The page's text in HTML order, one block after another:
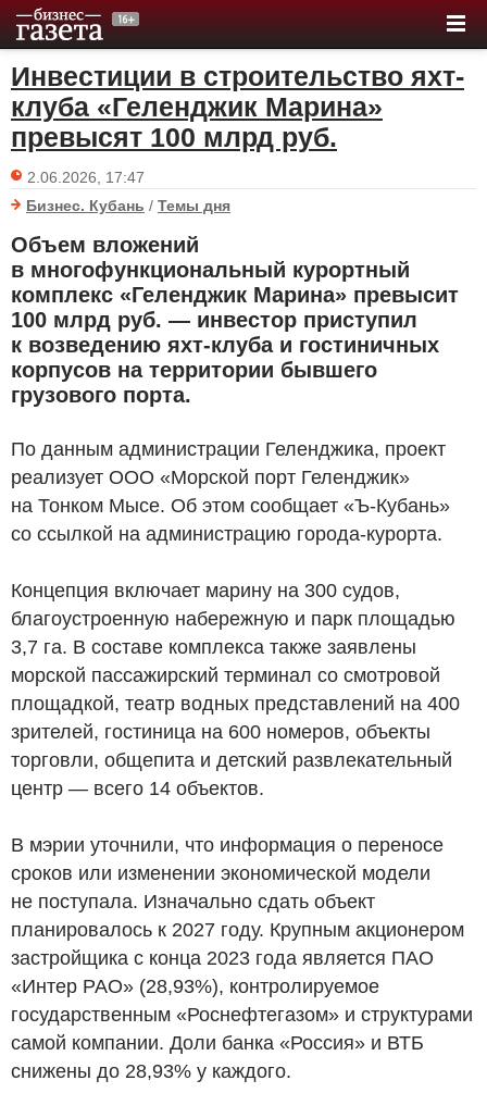
Инвестиции в строительство яхт-
клуба «Геленджик Марина»
превысят 100 млрд руб.
2.06.2026, 17:47
Бизнес. Кубань / Темы дня
Объем вложений
в многофункциональный курортный
комплекс «Геленджик Марина» превысит
100 млрд руб. — инвестор приступил
к возведению яхт-клуба и гостиничных
корпусов на территории бывшего
грузового порта.
По данным администрации Геленджика, проект
реализует ООО «Морской порт Геленджик»
на Тонком Мысе. Об этом сообщает «Ъ-Кубань»
со ссылкой на администрацию города-курорта.
Концепция включает марину на 300 судов,
благоустроенную набережную и парк площадью
3,7 га. В составе комплекса также заявлены
морской пассажирский терминал со смотровой
площадкой, театр водных представлений на 400
зрителей, гостиница на 600 номеров, объекты
торговли, общепита и детский развлекательный
центр — всего 14 объектов.
В мэрии уточнили, что информация о переносе
сроков или изменении экономической модели
не поступала. Изначально сдать объект
планировалось к 2027 году. Крупным акционером
застройщика с конца 2023 года является ПАО
«Интер РАО» (28,93%), контролируемое
государственным «Роснефтегазом» и структурами
самой компании. Доли банка «Россия» и ВТБ
снижены до 28,93% у каждого.